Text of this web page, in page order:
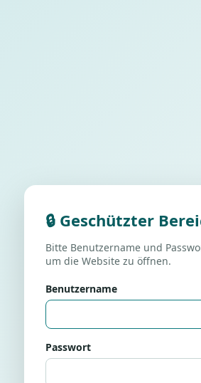
🔒 Geschützter
Bitte Benutzername und
um die Website zu öffnen.
Benutzername
Passwort